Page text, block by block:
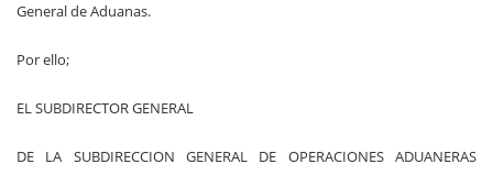
General de Aduanas.
Por ello;
EL SUBDIRECTOR GENERAL
DE LA SUBDIRECCION GENERAL DE OPERACIONES ADUANERAS